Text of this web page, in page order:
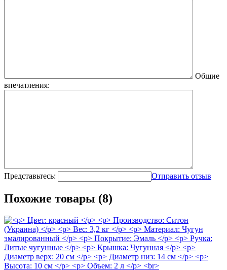
Общие
впечатления:
Представьтесь: Отправить отзыв
Похожие товары (8)